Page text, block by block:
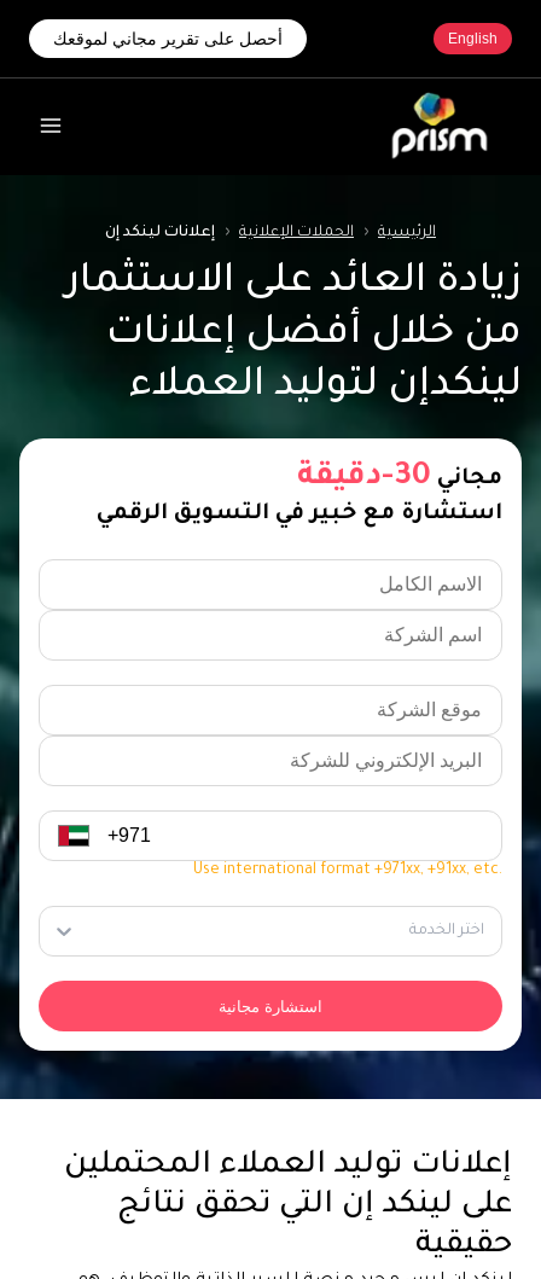
English أحصل على تقرير مجاني لموقعك
الرئيسية ‹ الحملات الإعلانية ‹ إعلانات لينكد إن
زيادة العائد على الاستثمار
من خلال أفضل إعلانات
لينكدإن لتوليد العملاء
مجاني 30-دقيقة
استشارة مع خبير في التسويق الرقمي
Use international format +971xx, +91xx, etc.
اختر الخدمة
استشارة مجانية
إعلانات توليد العملاء المحتملين
على لينكد إن التي تحقق نتائج
حقيقية